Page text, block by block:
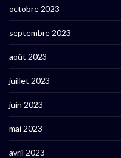
octobre 2023
septembre 2023
août 2023
juillet 2023
juin 2023
mai 2023
avril 2023